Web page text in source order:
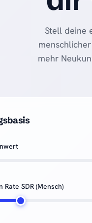
Stell deine
mehr
Rate SDR (Mensch)